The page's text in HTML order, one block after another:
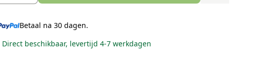
Betaal na 30 dagen.
Direct beschikbaar, levertijd 4-7 werkdagen